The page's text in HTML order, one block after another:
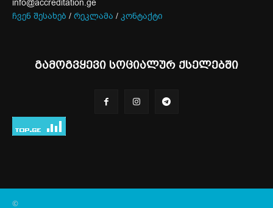
info@accreditation.ge
ჩვენ შესახებ / რეკლამა / კონტაქტი
გამოგვყევი სოციალურ ქსელებში
©